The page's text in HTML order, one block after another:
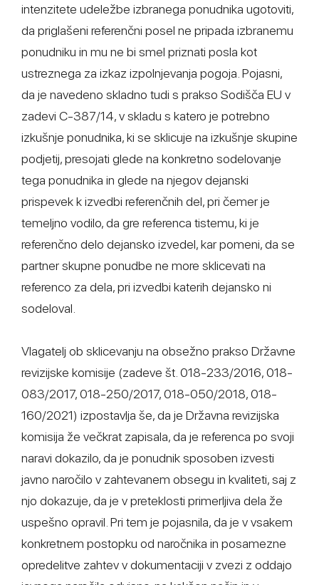
intenzitete udeležbe izbranega ponudnika ugotoviti,
da priglašeni referenčni posel ne pripada izbranemu
ponudniku in mu ne bi smel priznati posla kot
ustreznega za izkaz izpolnjevanja pogoja. Pojasni,
da je navedeno skladno tudi s prakso Sodišča EU v
zadevi C-387/14, v skladu s katero je potrebno
izkušnje ponudnika, ki se sklicuje na izkušnje skupine
podjetij, presojati glede na konkretno sodelovanje
tega ponudnika in glede na njegov dejanski
prispevek k izvedbi referenčnih del, pri čemer je
temeljno vodilo, da gre referenca tistemu, ki je
referenčno delo dejansko izvedel, kar pomeni, da se
partner skupne ponudbe ne more sklicevati na
referenco za dela, pri izvedbi katerih dejansko ni
sodeloval.
Vlagatelj ob sklicevanju na obsežno prakso Državne
revizijske komisije (zadeve št. 018-233/2016, 018-
083/2017, 018-250/2017, 018-050/2018, 018-
160/2021) izpostavlja še, da je Državna revizijska
komisija že večkrat zapisala, da je referenca po svoji
naravi dokazilo, da je ponudnik sposoben izvesti
javno naročilo v zahtevanem obsegu in kvaliteti, saj z
njo dokazuje, da je v preteklosti primerljiva dela že
uspešno opravil. Pri tem je pojasnila, da je v vsakem
konkretnem postopku od naročnika in posamezne
opredelitve zahtev v dokumentaciji v zvezi z oddajo